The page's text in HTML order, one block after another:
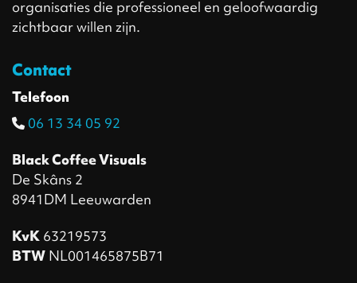
organisaties die professioneel en geloofwaardig
zichtbaar willen zijn.
Contact
Telefoon
06 13 34 05 92‬
Black Coffee Visuals
De Skâns 2
8941DM Leeuwarden
KvK 63219573
BTW NL001465875B71